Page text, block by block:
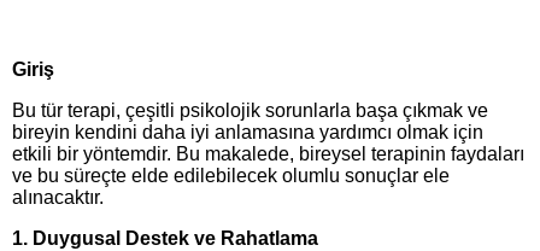
Giriş
Bu tür terapi, çeşitli psikolojik sorunlarla başa çıkmak ve
bireyin kendini daha iyi anlamasına yardımcı olmak için
etkili bir yöntemdir. Bu makalede, bireysel terapinin faydaları
ve bu süreçte elde edilebilecek olumlu sonuçlar ele
alınacaktır.
1. Duygusal Destek ve Rahatlama